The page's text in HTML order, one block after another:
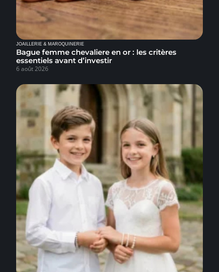
JOAILLERIE & MAROQUINERIE
Bague femme chevaliere en or : les critères
essentiels avant d’investir
6 août 2026